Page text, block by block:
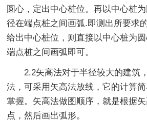
圆心，定出中心桩位。再以中心桩
径在端点桩之间画弧.即测出所要求
给出中心桩位，则直接以中心桩为
端点桩之间画弧即可。
2.2矢高法对于半径较大的建筑
法，可采用矢高法放线，它的计算
掌握。矢高法做图顺序，就是根据
点，然后画出弧形。